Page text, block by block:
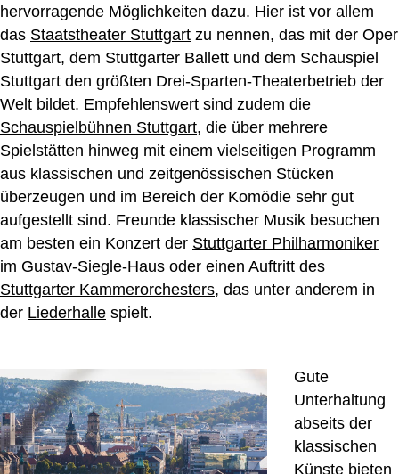
hervorragende Möglichkeiten dazu. Hier ist vor allem
das Staatstheater Stuttgart zu nennen, das mit der Oper
Stuttgart, dem Stuttgarter Ballett und dem Schauspiel
Stuttgart den größten Drei-Sparten-Theaterbetrieb der
Welt bildet. Empfehlenswert sind zudem die
Schauspielbühnen Stuttgart, die über mehrere
Spielstätten hinweg mit einem vielseitigen Programm
aus klassischen und zeitgenössischen Stücken
überzeugen und im Bereich der Komödie sehr gut
aufgestellt sind. Freunde klassischer Musik besuchen
am besten ein Konzert der Stuttgarter Philharmoniker
im Gustav-Siegle-Haus oder einen Auftritt des
Stuttgarter Kammerorchesters, das unter anderem in
der Liederhalle spielt.
Gute
Unterhaltung
abseits der
klassischen
Künste bieten